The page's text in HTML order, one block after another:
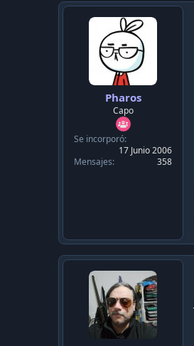
Pharos
Capo
Se incorporó
17 Junio 2006
Mensajes
358